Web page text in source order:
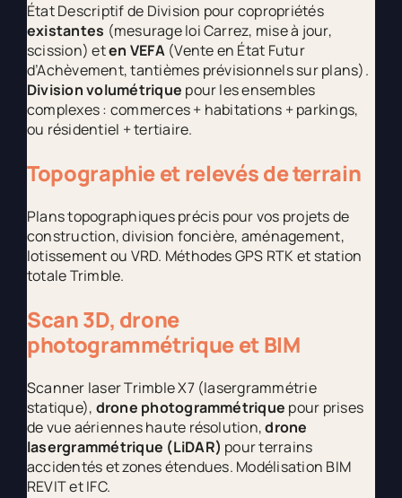
État Descriptif de Division pour copropriétés
existantes (mesurage loi Carrez, mise à jour,
scission) eten VEFA(Vente en État Futur
d’Achèvement, tantièmes prévisionnels sur plans).
Division volumétrique pour les ensembles
complexes : commerces + habitations + parkings,
ou résidentiel + tertiaire.
Topographie et relevés de terrain
Plans topographiques précis pour vos projets de
construction, division foncière, aménagement,
lotissement ou VRD. Méthodes GPS RTK et station
totale Trimble.
Scan 3D, drone
photogrammétrique et BIM
Scanner laser Trimble X7 (lasergrammétrie
statique), drone photogrammétrique pour prises
de vue aériennes haute résolution,drone
lasergrammétrique (LiDAR) pour terrains
accidentés et zones étendues. Modélisation BIM
REVIT et IFC.